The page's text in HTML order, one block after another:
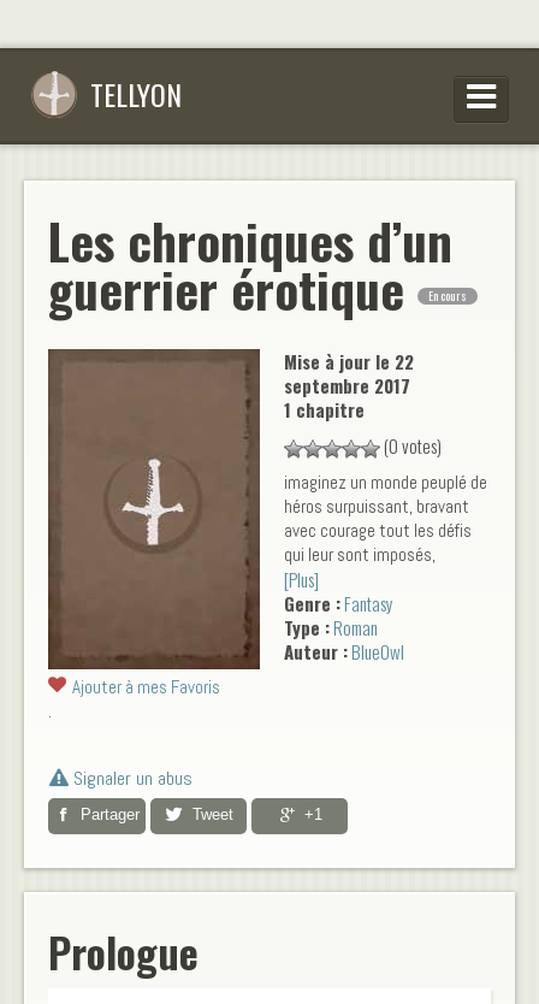
TELLYON
SE CONNECTER
S’INSCRIRE
CONSEILS D’ÉCRITURES
FAQ
Les chroniques d’un
guerrier érotique En cours
Mise à jour le 22
septembre 2017
1 chapitre
(0 votes)
imaginez un monde peuplé de
héros surpuissant, bravant
avec courage tout les défis
qui leur sont imposés,
réussissant la où des milliers
sont tombés. Je ne vous
parle pas de chevalier, ni de
mage et encore moins
érotiques !
[Plus]
Genre :Fantasy
Type :Roman
Auteur :BlueOwl
Ajouter à mes Favoris
Signaler un abus
Partager Tweet +1
Prologue